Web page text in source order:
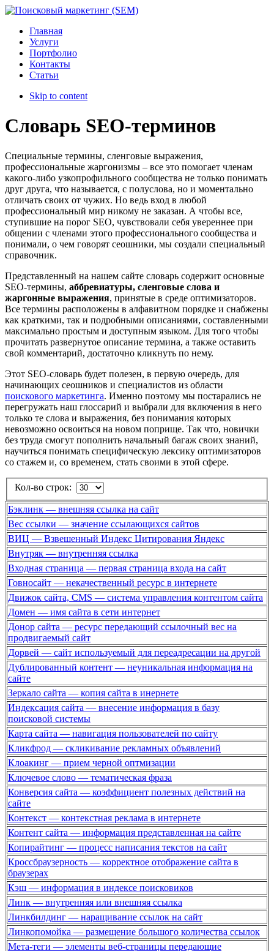
Главная
Услуги
Портфолио
Контакты
Статьи
Skip to content
Словарь SEO-терминов
Специальные термины, сленговые выражения,
профессиональные жаргонизмы – все это помогает членам
какого-либо узкопрофильного сообщества не только понимать
друг друга, что называется, с полуслова, но и моментально
отличать своих от чужих. Но ведь вход в любой
профессиональный мир никому не заказан. А чтобы все,
ступившие на порог SEO, чувствовали себя увереннее при
общении с членами этого профессионального сообщества и
понимали, о чем говорят сеошники, мы создали специальный
справочник.
Представленный на нашем сайте словарь содержит основные
SEO-термины, аббревиатуры, сленговые слова и
жаргонные выражения, принятые в среде оптимизаторов.
Все термины расположены в алфавитном порядке и снабжены
как краткими, так и подробными описаниями, составленными
максимально простым и доступным языком. Для того чтобы
прочитать развернутое описание термина, а также оставить
свой комментарий, достаточно кликнуть по нему.
Этот SEO-словарь будет полезен, в первую очередь, для
начинающих сеошников и специалистов из области
поискового маркетинга. Именно поэтому мы постарались не
перегружать наш глоссарий и выбрали для включения в него
только те слова и выражения, без понимания которых
невозможно освоиться на новом поприще. Так что, новички
без труда смогут пополнить начальный багаж своих знаний,
научиться понимать специфическую лексику оптимизаторов
со стажем и, со временем, стать своими в этой сфере.
Кол-во строк:
Бэклинк — внешняя ссылка на сайт
Вес ссылки — значение ссылающихся сайтов
ВИЦ — Взвешенный Индекс Цитирования Яндекс
Внутряк — внутренняя ссылка
Входная страница — первая страница входа на сайт
Говносайт — некачественный ресурс в интернете
Движок сайта, CMS — система управления контентом сайта
Домен — имя сайта в сети интернет
Донор сайта — ресурс передающий ссылочный вес на
продвигаемый сайт
Дорвей — сайт используемый для переадресации на другой
Дублированный контент — неуникальная информация на
сайте
Зеркало сайта — копия сайта в инернете
Индексация сайта — внесение информация в базу
поисковой системы
Карта сайта — навигация пользователей по сайту
Кликфрод — скликивание рекламных объявлений
Клоакинг — прием черной оптмизации
Ключевое слово — тематическая фраза
Конверсия сайта — коэффициент полезных действий на
сайте
Контекст — контекстная реклама в интернете
Контент сайта — информация представленная на сайте
Копирайтинг — процесс написания текстов на сайт
Кроссбраузерность — корректное отображение сайта в
браузерах
Кэш — информация в индексе поисковиков
Линк — внутренняя или внешняя ссылка
Линкбилдинг — наращивание ссылок на сайт
Линкопомойка — размещение большого количества ссылок
Мета-теги — элементы веб-страницы передающие